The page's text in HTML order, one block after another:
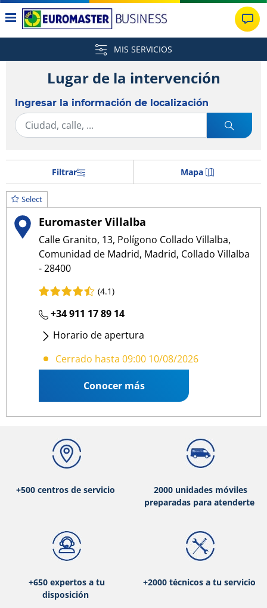
MIS SERVICIOS
Lugar de la intervención
Ingresar la información de localización
Filtrar Mapa
Select
Euromaster Villalba
Calle Granito, 13, Polígono Collado Villalba,
Comunidad de Madrid, Madrid, Collado Villalba
- 28400
(4.1)
+34 911 17 89 14
Horario de apertura
Lunes- Viernes: 09:00 14:00/16:00 19:00
Cerrado hasta 09:00 10/08/2026
Conocer más
+500 centros de servicio
2000 unidades móviles
preparadas para atenderte
+650 expertos a tu
disposición
+2000 técnicos a tu servicio